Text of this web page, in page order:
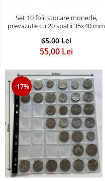
Set 10 folii stocare monede,
prevazute cu 20 spatii 35x40 mm
65,00 Lei
55,00 Lei
-17%